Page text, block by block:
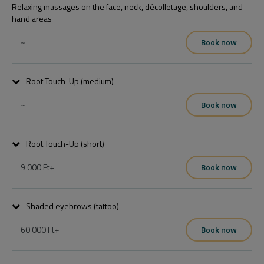
Relaxing massages on the face, neck, décolletage, shoulders, and
hand areas
~
Book now
Root Touch-Up (medium)
~
Book now
Kedves Vendégünk!Ha szeretne estleg egy korábbi időpontra jönni
Root Touch-Up (short)
9 000 Ft+ Book now
Shaded eyebrows (tattoo)
60 000 Ft+
Book now
Kedves Vendégünk !